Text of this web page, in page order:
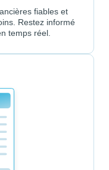
fiables et
Restez informé
temps réel.